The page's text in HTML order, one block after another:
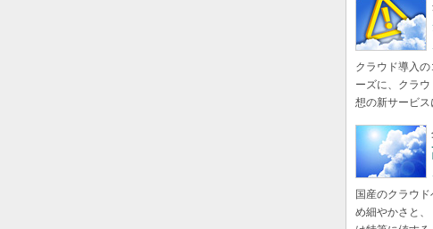
クラウド導入
ーズに、クラ
想の新サービス
国産のクラウ
め細やかさと